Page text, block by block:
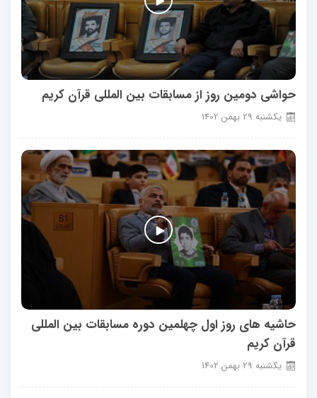
حواشی دومین روز از مسابقات بین المللی قرآن کریم
يكشنبه 29 بهمن 1402
حاشیه های روز اول چهلمین دوره مسابقات بین المللی
قرآن کریم
يكشنبه 29 بهمن 1402